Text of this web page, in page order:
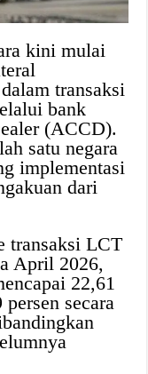
kini mulai
transaksi
bank
(ACCD).
satu negara
implementasi
dari
transaksi LCT
April 2026,
22,61
secara